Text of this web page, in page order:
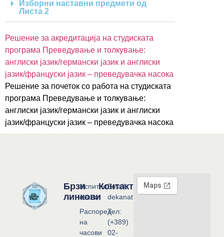
Изборни наставни предмети од
Листа 2
Решение за акредитација на студиската
програма Преведување и толкување:
англиски јазик/германски јазик и англиски
јазик/француски јазик – преведувачка насока
Решение за почеток со работа на студиската
програма Преведување и толкување:
англиски јазик/германски јазик и англиски
јазик/француски јазик – преведувачка насока
Брзи
линкови
Испитни
сесии
Распоред
на
часови
Контакт
Email:
dekanat@flf.ukim.edu.mk
Тел:
(+389)
02-